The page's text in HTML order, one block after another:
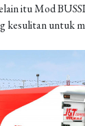
itu Mod
kesulitan untuk